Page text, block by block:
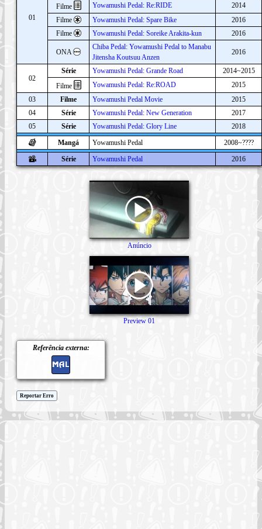
01
Filme
Yowamushi Pedal: Re:RIDE
2014
Filme
Yowamushi Pedal: Spare Bike
2016
Filme
Yowamushi Pedal: Soreike Arakita-kun 2016
ONA
Chiba Pedal: Yowamushi Pedal to Manabu
Jitensha Koutsuu Anzen
2016
02
Série Yowamushi Pedal: Grande Road
2014~2015
Filme
Yowamushi Pedal: Re:ROAD
2015
03
Filme Yowamushi Pedal Movie
2015
04
Série Yowamushi Pedal: New Generation
2017
05
Série Yowamushi Pedal: Glory Line
2018
Mangá
Yowamushi Pedal
2008~????
Série
Yowamushi Pedal 2016
Referência externa:
Anúncio
Preview 01
Reportar Erro